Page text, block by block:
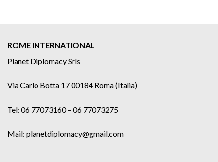
ROME INTERNATIONAL
Planet Diplomacy Srls
Via Carlo Botta 17 00184 Roma (Italia)
Tel: 06 77073160 – 06 77073275
Mail: planetdiplomacy@gmail.com